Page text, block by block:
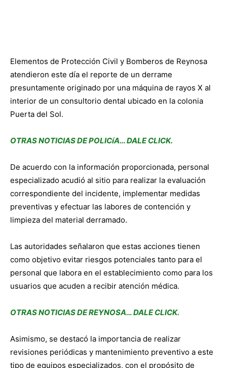
Elementos de Protección Civil y Bomberos de Reynosa
atendieron este día el reporte de un derrame
presuntamente originado por una máquina de rayos X al
interior de un consultorio dental ubicado en la colonia
Puerta del Sol.
OTRAS NOTICIAS DE POLICíA… DALE CLICK.
De acuerdo con la información proporcionada, personal
especializado acudió al sitio para realizar la evaluación
correspondiente del incidente, implementar medidas
preventivas y efectuar las labores de contención y
limpieza del material derramado.
Las autoridades señalaron que estas acciones tienen
como objetivo evitar riesgos potenciales tanto para el
personal que labora en el establecimiento como para los
usuarios que acuden a recibir atención médica.
OTRAS NOTICIAS DE REYNOSA… DALE CLICK.
Asimismo, se destacó la importancia de realizar
revisiones periódicas y mantenimiento preventivo a este
tipo de equipos especializados, con el propósito de